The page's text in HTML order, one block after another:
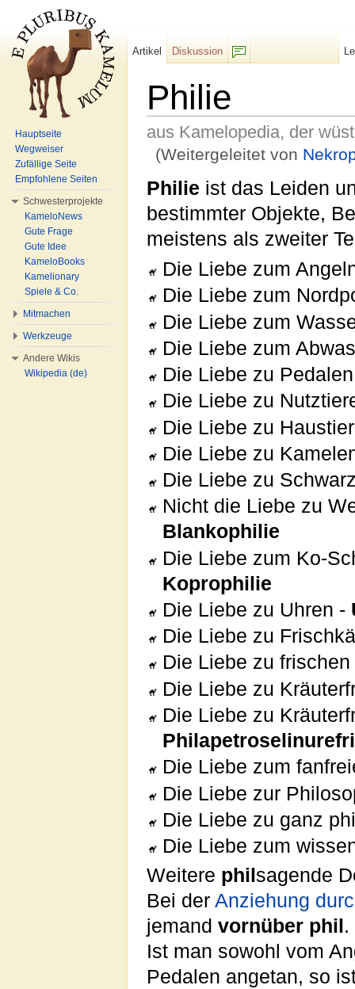
Philie
aus Kamelopedia, der
(Weitergeleitet von
Philie ist das Leiden
bestimmter Objekte,
meistens als zweiter
Die Liebe zum
Die Liebe zum
Die Liebe zum
Die Liebe zum
Die Liebe zu
Die Liebe zu
Die Liebe zu
Die Liebe zu
Die Liebe zu
Nicht die Liebe zu
Blankophilie
Die Liebe zum Ko-
Koprophilie
Die Liebe zu Uhren -
Die Liebe zu
Die Liebe zu
Die Liebe zu
Die Liebe zu
Die Liebe zum
Die Liebe zur
Die Liebe zu ganz
Die Liebe zum
Weitere phil sagende
Bei der Anziehung
jemand vornüber phil .
Ist man sowohl vom
Pedalen angetan, so
Artikel
Diskussion
Hauptseite
Wegweiser
Zufällige Seite
Empfohlene Seiten
Schwesterprojekte
KameloNews
Gute Frage
Gute Idee
KameloBooks
Kamelionary
Spiele & Co.
Mitmachen
Werkzeuge
Andere Wikis
Wikipedia (de)